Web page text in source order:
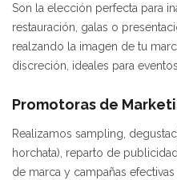
Son la elección perfecta para
restauración, galas o
realzando la imagen de tu
discreción, ideales para
Promotoras de
Realizamos sampling,
horchata), reparto de
de marca y campañas